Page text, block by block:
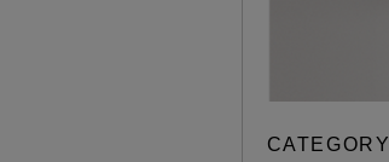
CATEGORY